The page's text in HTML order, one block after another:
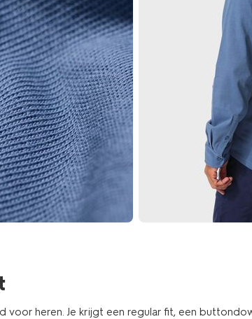
voor heren. Je krijgt een regular fit, een